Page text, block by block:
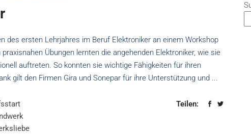
des ersten Lehrjahres im Beruf Elektroniker an einem Workshop
Übungen lernten die angehenden Elektroniker, wie sie
auftreten. So konnten sie wichtige Fähigkeiten für ihren
gilt den Firmen Gira und Sonepar für ihre Unterstützung und
Teilen: